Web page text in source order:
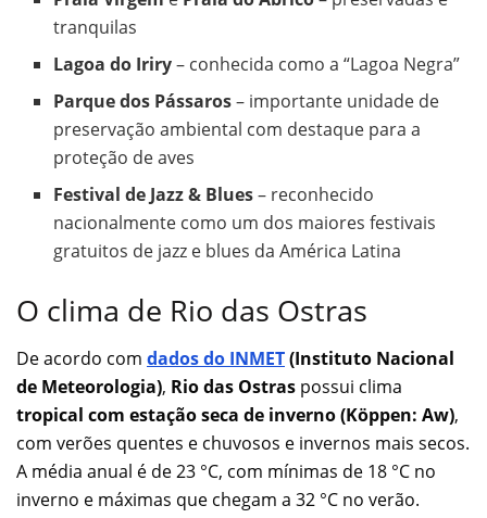
tranquilas
Lagoa do Iriry– conhecida como a “Lagoa Negra”
Parque dos Pássaros– importante unidade de
preservação ambiental com destaque para a
proteção de aves
Festival de Jazz & Blues– reconhecido
nacionalmente como um dos maiores festivais
gratuitos de jazz e blues da América Latina
O clima de Rio das Ostras
De acordo com dados do INMET(Instituto Nacional
de Meteorologia), Rio das Ostras possui clima
tropical com estação seca de inverno (Köppen: Aw),
com verões quentes e chuvosos e invernos mais secos.
A média anual é de 23 °C, com mínimas de 18 °C no
inverno e máximas que chegam a 32 °C no verão.